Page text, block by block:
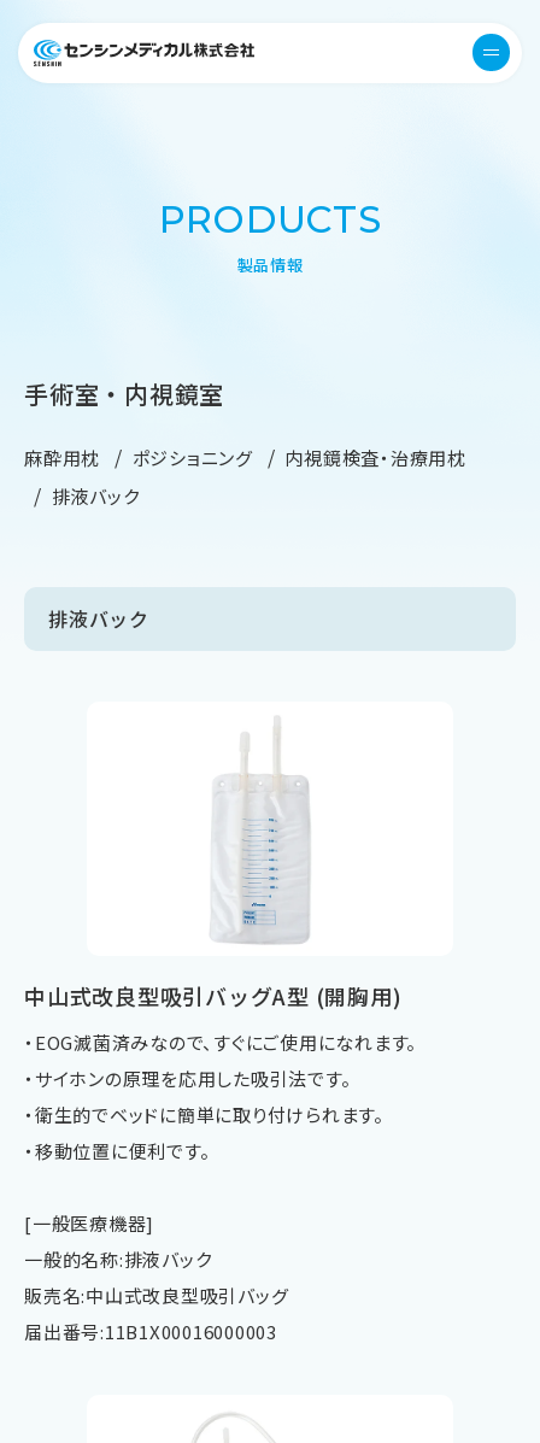
医療機器 衛生用品 センシンメ
menu
PRODUCTS
製品情報
手術室・内視鏡室
麻酔用枕 ポジショニング
内視鏡検査・治療用枕
排液バック
排液バック
中山式改良型吸引バッグA型 (開胸用)
・EOG滅菌済みなので、すぐにご使用になれます。
・サイホンの原理を応用した吸引法です。
・衛生的でベッドに簡単に取り付けられます。
・移動位置に便利です。
[一般医療機器]
一般的名称:排液バック
販売名:中山式改良型吸引バッグ
届出番号:11B1X00016000003